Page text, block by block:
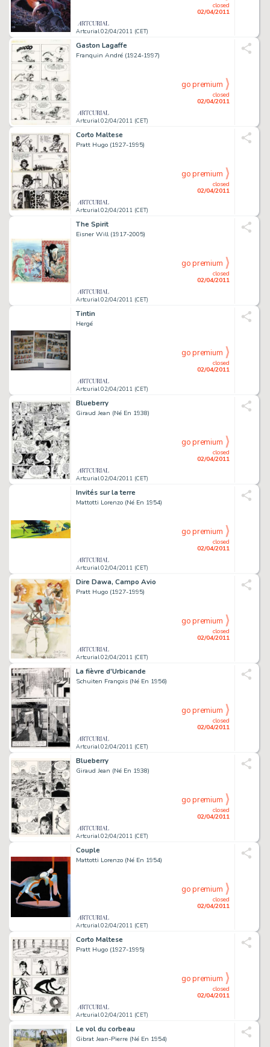
Artcurial 02/04/2011 (CET)
closed
02/04/2011
Gaston Lagaffe
Franquin André (1924-1997)
Artcurial 02/04/2011 (CET)
closed
02/04/2011
go premium
Corto Maltese
Pratt Hugo (1927-1995)
Artcurial 02/04/2011 (CET)
closed
02/04/2011
go premium
The Spirit
Eisner Will (1917-2005)
Artcurial 02/04/2011 (CET)
closed
02/04/2011
go premium
Tintin
Hergé
Artcurial 02/04/2011 (CET)
closed
02/04/2011
go premium
Blueberry
Giraud Jean (Né En 1938)
Artcurial 02/04/2011 (CET)
closed
02/04/2011
go premium
Invités sur la terre
Mattotti Lorenzo (Né En 1954)
Artcurial 02/04/2011 (CET)
closed
02/04/2011
go premium
Dire Dawa, Campo Avio
Pratt Hugo (1927-1995)
Artcurial 02/04/2011 (CET)
closed
02/04/2011
go premium
La fièvre d'Urbicande
Schuiten François (Né En 1956)
Artcurial 02/04/2011 (CET)
closed
02/04/2011
go premium
Blueberry
Giraud Jean (Né En 1938)
Artcurial 02/04/2011 (CET)
closed
02/04/2011
go premium
Couple
Mattotti Lorenzo (Né En 1954)
Artcurial 02/04/2011 (CET)
closed
02/04/2011
go premium
Corto Maltese
Pratt Hugo (1927-1995)
Artcurial 02/04/2011 (CET)
closed
02/04/2011
go premium
Le vol du corbeau
Gibrat Jean-Pierre (Né En 1954)